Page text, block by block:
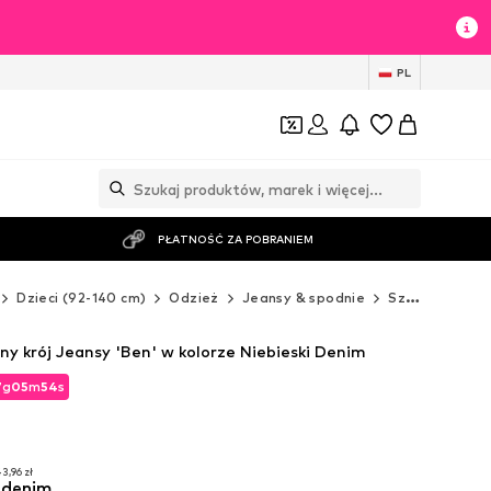
PL
PŁATNOŚĆ ZA POBRANIEM
Dzieci (92-140 cm) Odzież Jeansy & spodnie Szorty
g05m52s
zł
g05m52s
krój Jeansy 'Ben' w kolorze Niebieski Denim